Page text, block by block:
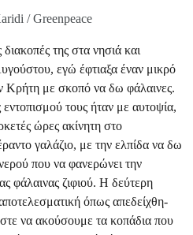
/ Greenpeace
της στα νησιά και
εγώ έφτιαξα έναν μικρό
Κρήτη με σκοπό να δω φάλαινες.
τους ήταν με αυτοψία,
ώρες ακίνητη στο
γαλάζιο, με την ελπίδα να δω
που να φανερώνει την
φάλαινας ζιφιού. Η δεύτερη
όπως απεδείχθη-
να ακούσουμε τα κοπάδια που